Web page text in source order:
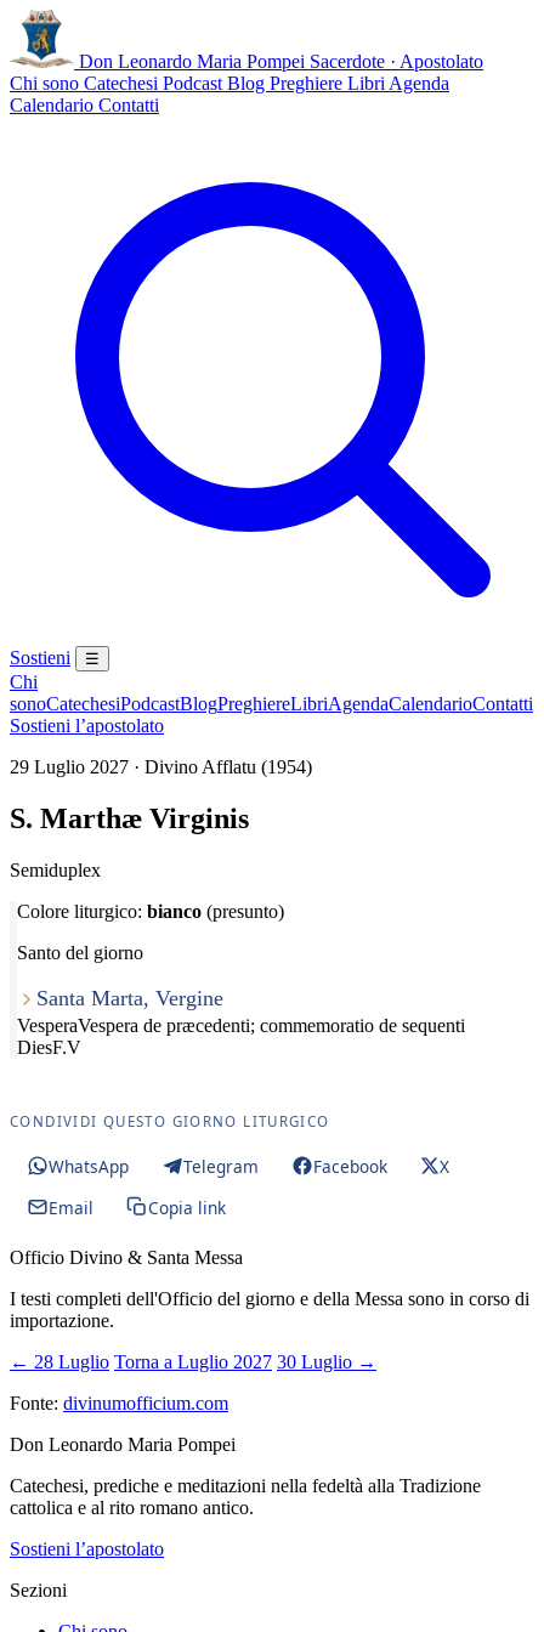
Don Leonardo Maria Pompei Sacerdote · Apostolato
Chi sono Catechesi Podcast Blog Preghiere Libri Agenda
Calendario Contatti
Sostieni ☰
Chi
sonoCatechesiPodcastBlogPreghiereLibriAgendaCalendarioContatti
Sostieni l’apostolato
29 Luglio 2027 · Divino Afflatu (1954)
S. Marthæ Virginis
Semiduplex
Colore liturgico: bianco (presunto)
Santo del giorno
Santa Marta, Vergine
VesperaVespera de præcedenti; commemoratio de sequenti
DiesF.V
CONDIVIDI QUESTO GIORNO LITURGICO
WhatsApp Telegram Facebook
X
Email
Copia link
Officio Divino & Santa Messa
I testi completi dell'Officio del giorno e della Messa sono in corso di
importazione.
← 28 Luglio Torna a Luglio 2027 30 Luglio →
Fonte: divinumofficium.com
Don Leonardo Maria Pompei
Catechesi, prediche e meditazioni nella fedeltà alla Tradizione
cattolica e al rito romano antico.
Sostieni l’apostolato
Sezioni